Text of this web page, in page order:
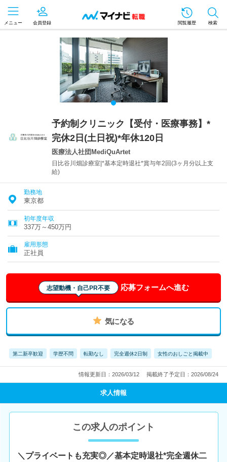
メニュー 会員登録 閲覧履歴 検索
予約制クリニック【受付・医療事務】*
完休2日(土日祝)*年休120日
医療法人社団MediQuArtet
日比谷川畑診療室|*基本定時退社*賞与年2回(3ヶ月分以上支
給)
勤務地
東京都
初年度年収
337万～450万円
雇用形態
正社員
志望動機・自己PR不要 応募フォームへ進む
気になる
第二新卒歓迎 学歴不問 転勤なし 完全週休2日制 女性のおしごと掲載中
情報更新日：2026/03/12 掲載終了予定日：2026/08/24
求人情報
この求人のポイント
＼プライベートも充実◎／基本定時退社*完全週休二